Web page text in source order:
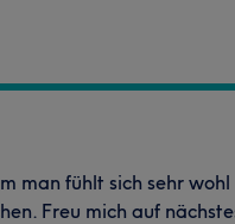
man fühlt sich sehr wohl
Freu mich auf